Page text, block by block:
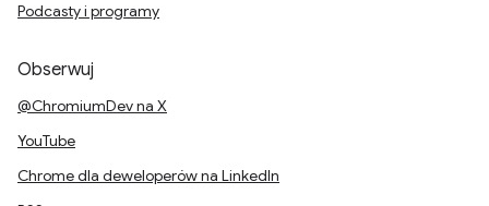
Podcasty i programy
Obserwuj
@ChromiumDev na X
YouTube
Chrome dla deweloperów na LinkedIn